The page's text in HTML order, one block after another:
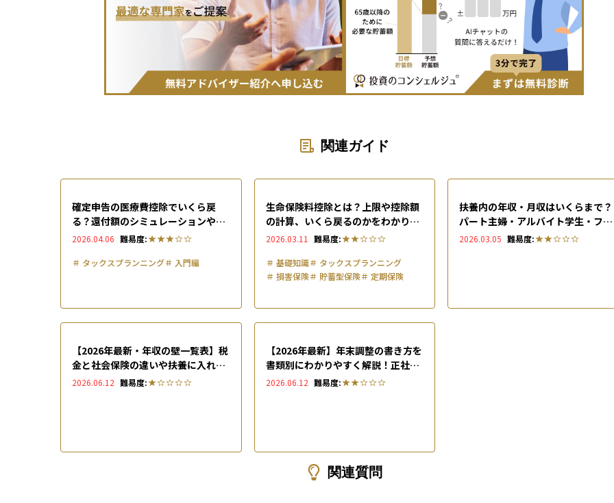
関連ガイド
確定申告の医療費控除でいくら戻
る？還付額のシミュレーションやス
マホでのe-Tax申告方法まで解説
2026.04.06 難易度:
＃ タックスプランニング＃ 入門編
生命保険料控除とは？上限や控除額
の計算、いくら戻るのかをわかりや
す解説
2026.03.11 難易度:
＃ 基礎知識＃ タックスプランニング
＃ 損害保険＃ 貯蓄型保険＃ 定期保険
扶養内の年収・月収はいくらまで？
パート主婦・アルバイト学生・フリ
ーランスごとに扶養の範囲を解説
2026.03.05 難易度:
【2026年最新・年収の壁一覧表】税
金と社会保険の違いや扶養に入れる
ための手続きを解説
2026.06.12 難易度:
【2026年最新】年末調整の書き方を
書類別にわかりやすく解説！正社員
共働き・パート・専業主婦別の注意
2026.06.12 難易度:
関連質問